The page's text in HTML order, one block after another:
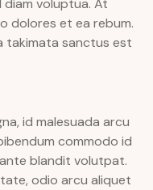
voluptua. At
dolores et ea rebum.
takimata sanctus est
id malesuada arcu
commodo id
blandit volutpat.
odio arcu aliquet